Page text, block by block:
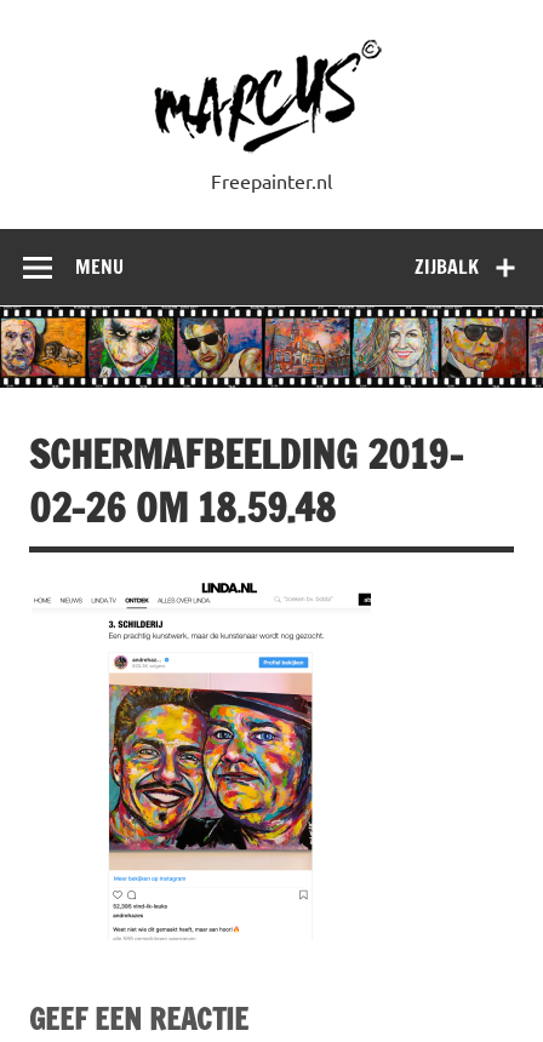
Freepainter.nl
ZIJBALK
MENU
SCHERMAFBEELDING 2019-
02-26 OM 18.59.48
GEEF EEN REACTIE